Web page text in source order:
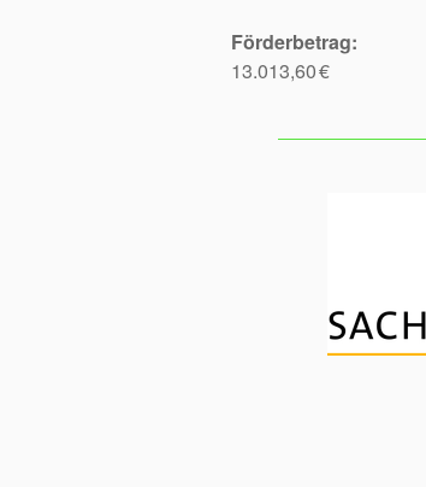
Förderbetrag:
13.013,60 €